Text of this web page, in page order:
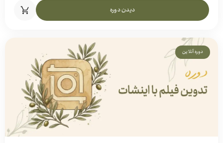
دیدن دوره
دوره آنلاین